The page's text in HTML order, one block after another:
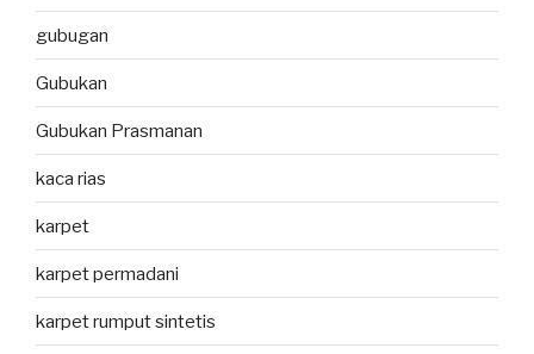
gubugan
Gubukan
Gubukan Prasmanan
kaca rias
karpet
karpet permadani
karpet rumput sintetis